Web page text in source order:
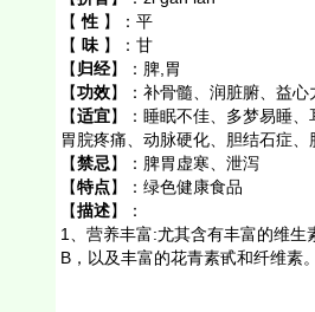
【 性 】： 平
【 味 】： 甘
【归经】： 脾,胃
【功效】： 补骨髓、润脏腑、益心
【适宜】： 睡眠不佳、多梦易睡、
胃脘疼痛、动脉硬化、胆结石症、
【禁忌】： 脾胃虚寒、泄泻
【特点】： 绿色健康食品
【描述】：
1、营养丰富:尤其含有丰富的维生
B，以及丰富的花青素甙和纤维素。